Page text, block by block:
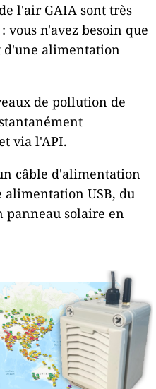
l'air GAIA sont très
vous n'avez besoin que
d'une alimentation
de pollution de
via l'API.
câble d'alimentation
alimentation USB, du
panneau solaire en